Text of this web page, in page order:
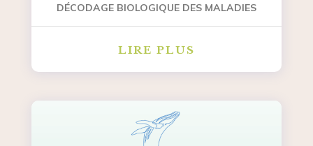
DÉCODAGE BIOLOGIQUE DES MALADIES
LIRE PLUS